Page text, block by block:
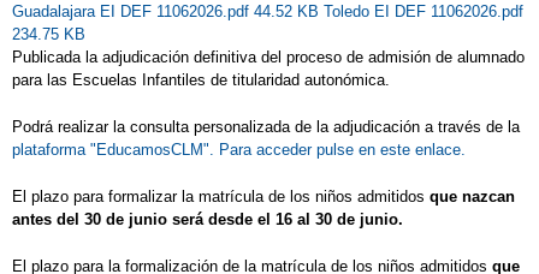
Guadalajara EI DEF 11062026.pdf 44.52 KB Toledo EI DEF 11062026.pdf
234.75 KB
Publicada la adjudicación definitiva del proceso de admisión de alumnado
para las Escuelas Infantiles de titularidad autonómica.
Podrá realizar la consulta personalizada de la adjudicación a través de la
plataforma "EducamosCLM". Para acceder pulse en este enlace.
El plazo para formalizar la matrícula de los niños admitidos que nazcan
antes del 30 de junio será desde el 16 al 30 de junio.
El plazo para la formalización de la matrícula de los niños admitidos que